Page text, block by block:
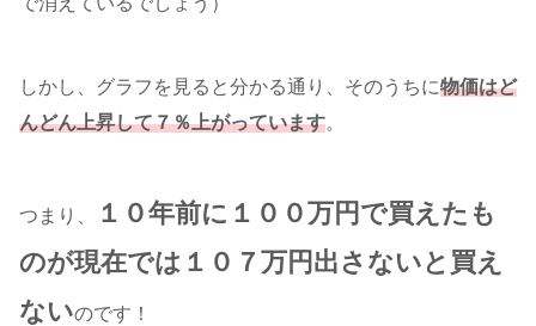
しかし、グラフを見ると分かる通り、そのうちに物価はど
んどん上昇して７％上がっています。
つまり、
１０年前に１００万円で買えたも
のが現在では１０７万円出さないと買え
ないのです！